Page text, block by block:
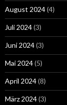
August 2024(4)
Juli 2024(3)
Juni 2024(3)
Mai 2024(5)
April 2024(8)
März 2024(3)